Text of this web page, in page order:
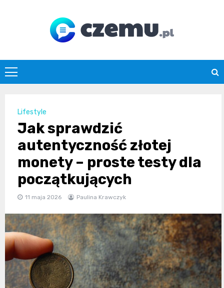
czemu.pl
Lifestyle
Jak sprawdzić
autentyczność złotej
monety – proste testy dla
początkujących
11 maja 2026 Paulina Krawczyk